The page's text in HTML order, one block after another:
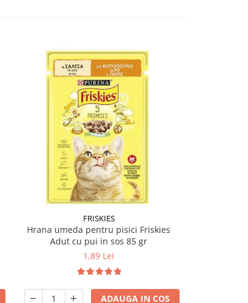
FRISKIES
Hrana umeda pentru pisici Friskies
Adut cu pui in sos 85 gr
1,89 Lei
ADAUGA IN COS